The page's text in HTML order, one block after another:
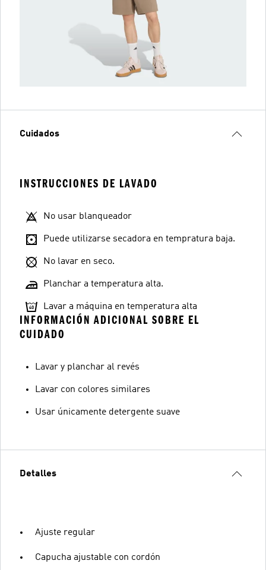
Cuidados
INSTRUCCIONES DE LAVADO
No usar blanqueador
Puede utilizarse secadora en tempratura baja.
No lavar en seco.
Planchar a temperatura alta.
Lavar a máquina en temperatura alta
INFORMACIÓN ADICIONAL SOBRE EL
CUIDADO
Lavar y planchar al revés
Lavar con colores similares
Usar únicamente detergente suave
Detalles
Ajuste regular
Capucha ajustable con cordón